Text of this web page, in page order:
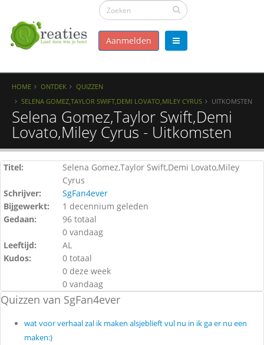
Aanmelden
HOME ONTDEK
QUIZZEN
SELENA GOMEZ,TAYLOR SWIFT,DEMI LOVATO,MILEY CYRUS
UITKOMSTEN
Selena Gomez,Taylor Swift,Demi
Lovato,Miley Cyrus - Uitkomsten
Titel:
Selena Gomez,Taylor Swift,Demi Lovato,Miley
Cyrus
Schrijver:
SgFan4ever
Bijgewerkt:
1 decennium geleden
Gedaan:
96 totaal
0 vandaag
Leeftijd:
AL
Kudos:
0 totaal
0 deze week
0 vandaag
Quizzen van SgFan4ever
wat voor verhaal zal ik maken alsjeblieft vul nu in ik ga er nu een
maken:)